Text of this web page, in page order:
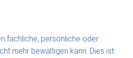
fachliche, persönliche oder
mehr bewältigen kann. Dies ist